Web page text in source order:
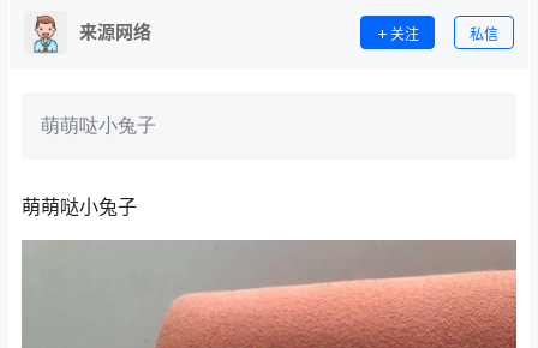
来源网络 关注 私信
萌萌哒小兔子
萌萌哒小兔子